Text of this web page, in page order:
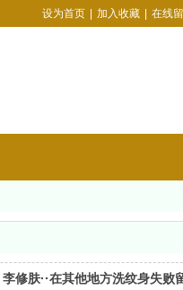
设为首页 加入收藏 在线
李修肤··在其他地方洗纹身失败